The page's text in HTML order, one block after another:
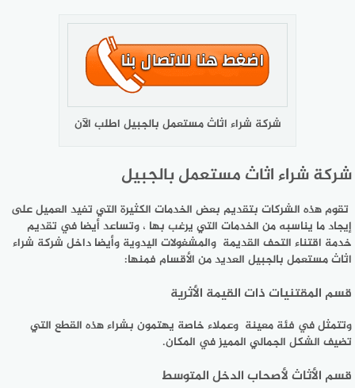
شركة شراء اثاث مستعمل بالجبيل اطلب الآن
شركة شراء اثاث مستعمل بالجبيل
تقوم هذه الشركات بتقديم بعض الخدمات الكثيرة التي تفيد العميل على
إيجاد ما يناسبه من الخدمات التي يرغب بها ، وتساعد أيضا في تقديم
خدمة اقتناء التحف القديمة والمشغولات اليدوية وأيضا داخل شركة شراء
اثاث مستعمل بالجبيل العديد من الأقسام فمنها:
قسم المقتنيات ذات القيمة الأثرية
وتتمثل في فئة معينة وعملاء خاصة يهتمون بشراء هذه القطع التي
تضيف الشكل الجمالي المميز في المكان.
قسم الأثاث لأصحاب الدخل المتوسط